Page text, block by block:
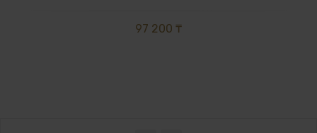
97 200 ₸